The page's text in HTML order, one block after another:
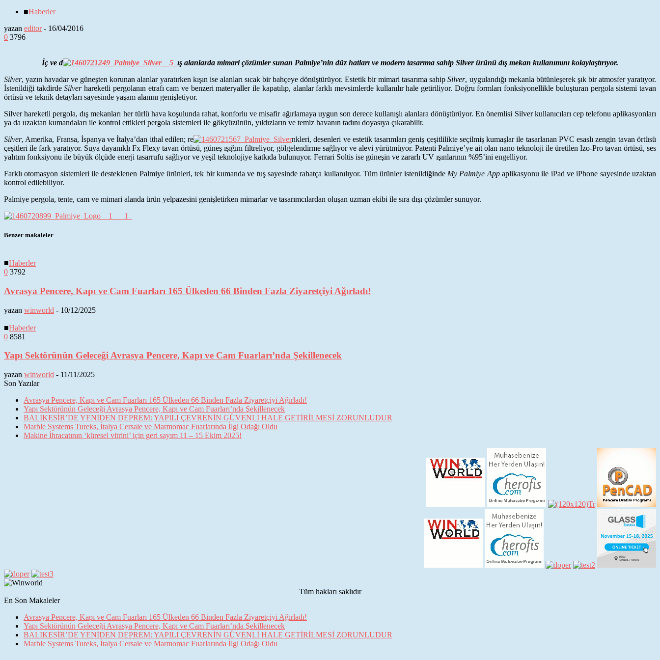
■Haberler
yazan editor- 16/04/2016
0 3796
İç ve d
ış alanlarda mimari çözümler sunan Palmiye’nin düz hatları ve modern tasarıma sahip Silver ürünü dış mekan kullanımını kolaylaştırıyor.
Silver, yazın havadar ve güneşten korunan alanlar yaratırken kışın ise alanları sıcak bir bahçeye dönüştürüyor. Estetik bir mimari tasarıma sahipSilver, uygulandığı mekanla bütünleşerek şık bir atmosfer yaratıyor.
İstenildiği takdirdeSilverhareketli pergolanın etrafı cam ve benzeri materyaller ile kapatılıp, alanlar farklı mevsimlerde kullanılır hale getiriliyor. Doğru formları fonksiyonellikle buluşturan pergola sistemi tavan
örtüsü ve teknik detayları sayesinde yaşam alanını genişletiyor.
Silver hareketli pergola, dış mekanları her türlü hava koşulunda rahat, konforlu ve misafir ağırlamaya uygun son derece kullanışlı alanlara dönüştürüyor. En önemlisi Silver kullanıcıları cep telefonu aplikasyonları
ya da uzaktan kumandaları ile kontrol ettikleri pergola sistemleri ile gökyüzünün, yıldızların ve temiz havanın tadını doyasıya çıkarabilir.
Silver, Amerika, Fransa, İspanya ve İtalya’dan ithal edilen; re
nkleri, desenleri ve estetik tasarımları geniş çeşitlilikte seçilmiş kumaşlar ile tasarlanan PVC esaslı zengin tavan örtüsü
çeşitleri ile fark yaratıyor. Suya dayanıklı Fx Flexy tavan örtüsü, güneş ışığını filtreliyor, gölgelendirme sağlıyor ve alevi yürütmüyor. Patenti Palmiye’ye ait olan nano teknoloji ile üretilen Izo-Pro tavan örtüsü, ses
yalıtım fonksiyonu ile büyük ölçüde enerji tasarrufu sağlıyor ve yeşil teknolojiye katkıda bulunuyor. Ferrari Soltis ise güneşin ve zararlı UV ışınlarının %95’ini engelliyor.
Farklı otomasyon sistemleri ile desteklenen Palmiyeürünleri, tek bir kumanda ve tuş sayesinde rahatça kullanılıyor. Tüm ürünler istenildiğinde My Palmiye Appaplikasyonu ile iPad ve iPhone sayesinde uzaktan
kontrol edilebiliyor.
Palmiye pergola, tente, cam ve mimari alanda ürün yelpazesini genişletirken mimarlar ve tasarımcılardan oluşan uzman ekibi ile sıra dışı çözümler sunuyor.
Benzer makaleler
■Haberler
0 3792
Avrasya Pencere, Kapı ve Cam Fuarları 165 Ülkeden 66 Binden Fazla Ziyaretçiyi Ağırladı!
yazan winworld - 10/12/2025
■Haberler
0 8581
Yapı Sektörünün Geleceği Avrasya Pencere, Kapı ve Cam Fuarları’nda Şekillenecek
yazan winworld - 11/11/2025
Son Yazılar
Avrasya Pencere, Kapı ve Cam Fuarları 165 Ülkeden 66 Binden Fazla Ziyaretçiyi Ağırladı!
Yapı Sektörünün Geleceği Avrasya Pencere, Kapı ve Cam Fuarları’nda Şekillenecek
BALIKESİR’DE YENİDEN DEPREM: YAPILI ÇEVRENİN GÜVENLİ HALE GETİRİLMESİ ZORUNLUDUR
Marble Systems Tureks, İtalya Cersaie ve Marmomac Fuarlarında İlgi Odağı Oldu
Makine İhracatının ‘küresel vitrini’ için geri sayım 11 – 15 Ekim 2025!
Tüm hakları saklıdır
En Son Makaleler
Avrasya Pencere, Kapı ve Cam Fuarları 165 Ülkeden 66 Binden Fazla Ziyaretçiyi Ağırladı!
Yapı Sektörünün Geleceği Avrasya Pencere, Kapı ve Cam Fuarları’nda Şekillenecek
BALIKESİR’DE YENİDEN DEPREM: YAPILI ÇEVRENİN GÜVENLİ HALE GETİRİLMESİ ZORUNLUDUR
Marble Systems Tureks, İtalya Cersaie ve Marmomac Fuarlarında İlgi Odağı Oldu